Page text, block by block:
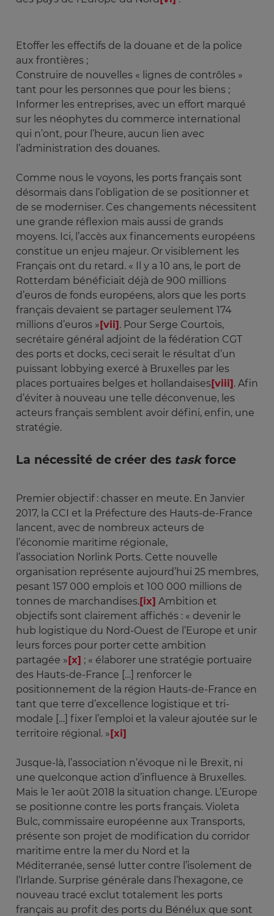
Etoffer les effectifs de la douane et de la police
aux frontières ;
Construire de nouvelles « lignes de contrôles »
tant pour les personnes que pour les biens ;
Informer les entreprises, avec un effort marqué
sur les néophytes du commerce international
qui n’ont, pour l’heure, aucun lien avec
l’administration des douanes.
Comme nous le voyons, les ports français sont
désormais dans l’obligation de se positionner et
de se moderniser. Ces changements nécessitent
une grande réflexion mais aussi de grands
moyens. Ici, l’accès aux financements européens
constitue un enjeu majeur. Or visiblement les
Français ont du retard. « Il y a 10 ans, le port de
Rotterdam bénéficiait déjà de 900 millions
d’euros de fonds européens, alors que les ports
français devaient se partager seulement 174
millions d’euros » [vii] . Pour Serge Courtois,
secrétaire général adjoint de la fédération CGT
des ports et docks, ceci serait le résultat d’un
puissant lobbying exercé à Bruxelles par les
places portuaires belges et hollandaises [viii] . Afin
d’éviter à nouveau une telle déconvenue, les
acteurs français semblent avoir défini, enfin, une
stratégie.
La nécessité de créer des taskforce
Premier objectif : chasser en meute. En Janvier
2017, la CCI et la Préfecture des Hauts-de-France
lancent, avec de nombreux acteurs de
l’économie maritime régionale,
l’association Norlink Ports. Cette nouvelle
organisation représente aujourd’hui 25 membres,
pesant 157 000 emplois et 100 000 millions de
tonnes de marchandises.[ix] Ambition et
objectifs sont clairement affichés : « devenir le
hub logistique du Nord-Ouest de l’Europe et unir
leurs forces pour porter cette ambition
partagée »[x] ; « élaborer une stratégie portuaire
des Hauts-de-France […] renforcer le
positionnement de la région Hauts-de-France en
tant que terre d’excellence logistique et tri-
modale […] fixer l’emploi et la valeur ajoutée sur le
territoire régional. »[xi]
Jusque-là, l’association n’évoque ni le Brexit, ni
une quelconque action d’influence à Bruxelles.
Mais le 1er août 2018 la situation change. L’Europe
se positionne contre les ports français. Violeta
Bulc, commissaire européenne aux Transports,
présente son projet de modification du corridor
maritime entre la mer du Nord et la
Méditerranée, sensé lutter contre l’isolement de
l’Irlande. Surprise générale dans l’hexagone, ce
nouveau tracé exclut totalement les ports
français au profit des ports du Bénélux que sont